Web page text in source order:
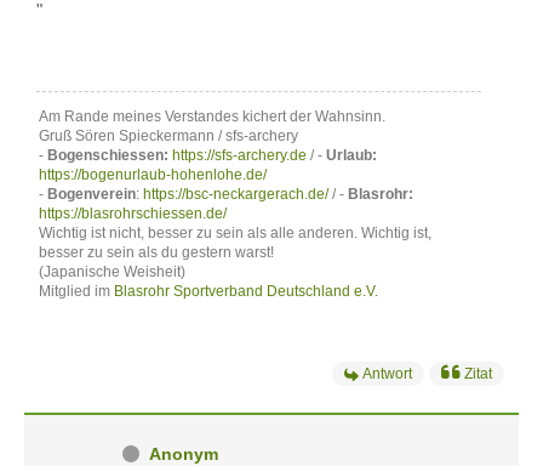
"
Am Rande meines Verstandes kichert der Wahnsinn.
Gruß Sören Spieckermann / sfs-archery
- Bogenschiessen: https://sfs-archery.de / - Urlaub:
https://bogenurlaub-hohenlohe.de/
- Bogenverein: https://bsc-neckargerach.de// - Blasrohr:
https://blasrohrschiessen.de/
Wichtig ist nicht, besser zu sein als alle anderen. Wichtig ist,
besser zu sein als du gestern warst!
(Japanische Weisheit)
Mitglied im Blasrohr Sportverband Deutschland e.V.
Antwort Zitat
Anonym